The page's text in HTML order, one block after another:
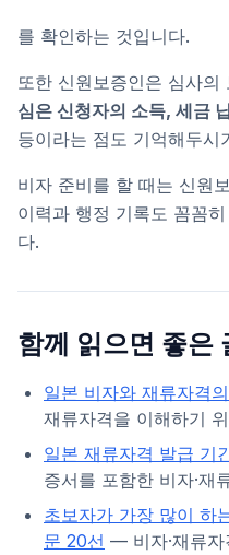
를 확인하는 것입니다.
또한 신원보증인은 심사의
심은 신청자의 소득, 세금
등이라는 점도 기억해두시
비자 준비를 할 때는 신원
이력과 행정 기록도 꼼꼼
다.
함께 읽으면 좋은
일본 비자와 재류자격
재류자격을 이해하기
일본 재류자격 발급 기
증서를 포함한 비자·재
초보자가 가장 많이 하
문 20선 — 비자·재류자